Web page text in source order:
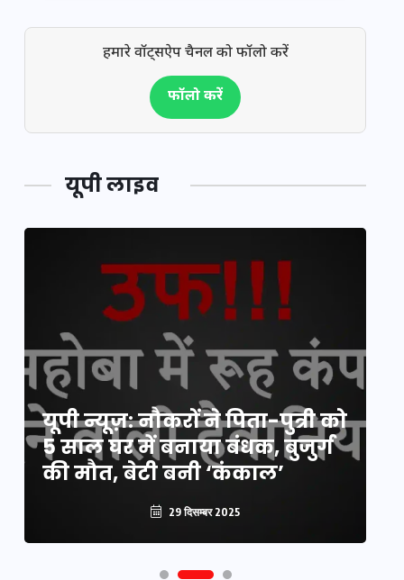
हमारे वॉट्सऐप चैनल को फॉलो करें
फॉलो करें
यूपी लाइव
यूपी न्यूज़: नौकरों ने पिता-पुत्री को
5 साल घर में बनाया बंधक, बुजुर्ग
की मौत, बेटी बनी ‘कंकाल’
29 दिसम्बर 2025